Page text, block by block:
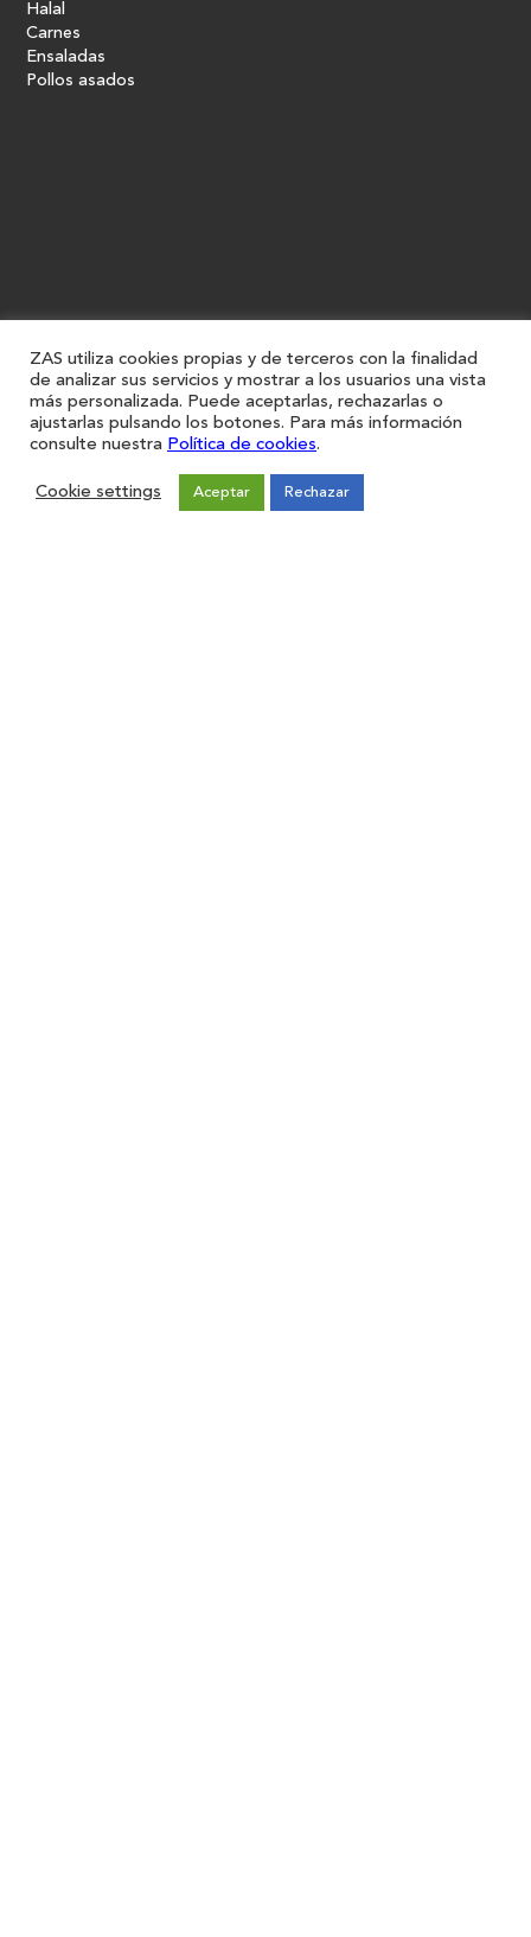
Halal
Carnes
Ensaladas
Pollos asados
ZAS utiliza cookies propias y de terceros con la finalidad
de analizar sus servicios y mostrar a los usuarios una vista
más personalizada. Puede aceptarlas, rechazarlas o
ajustarlas pulsando los botones. Para más información
consulte nuestra Política de cookies.
Cookie settings Aceptar Rechazar